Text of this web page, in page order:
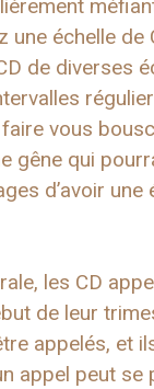
une échelle de
de diverses
vous
gêne qui
d’avoir une
les CD
de leur
appelés, et
appel peut se